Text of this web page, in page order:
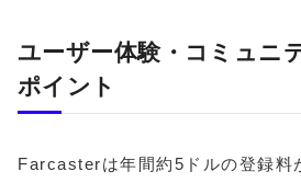
ユーザー体験・コミュニ
ポイント
Farcasterは年間約5ドルの登録料